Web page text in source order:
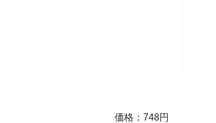
価格：748円